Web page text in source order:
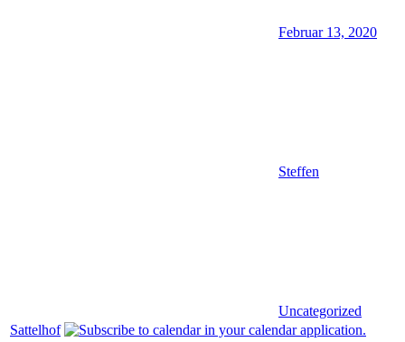
Februar 13, 2020
Steffen
Uncategorized
Sattelhof